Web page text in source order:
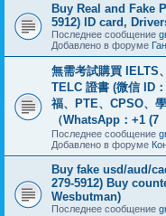
Buy Real and Fake
5912) ID card,
Последнее сообщение
Добавлено в форуме
無需考試購買 IELTS
TELC 證書 (微信 ID
福、PTE、CPSO、
（WhatsApp：+1 (7
Последнее сообщение
Добавлено в форуме
Buy fake usd/aud/
279-5912) Buy
Wesbutman)
Последнее сообщение